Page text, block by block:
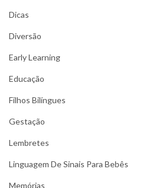
Dicas
Diversão
Early Learning
Educação
Filhos Bilíngues
Gestação
Lembretes
Linguagem De Sinais Para Bebês
Memórias